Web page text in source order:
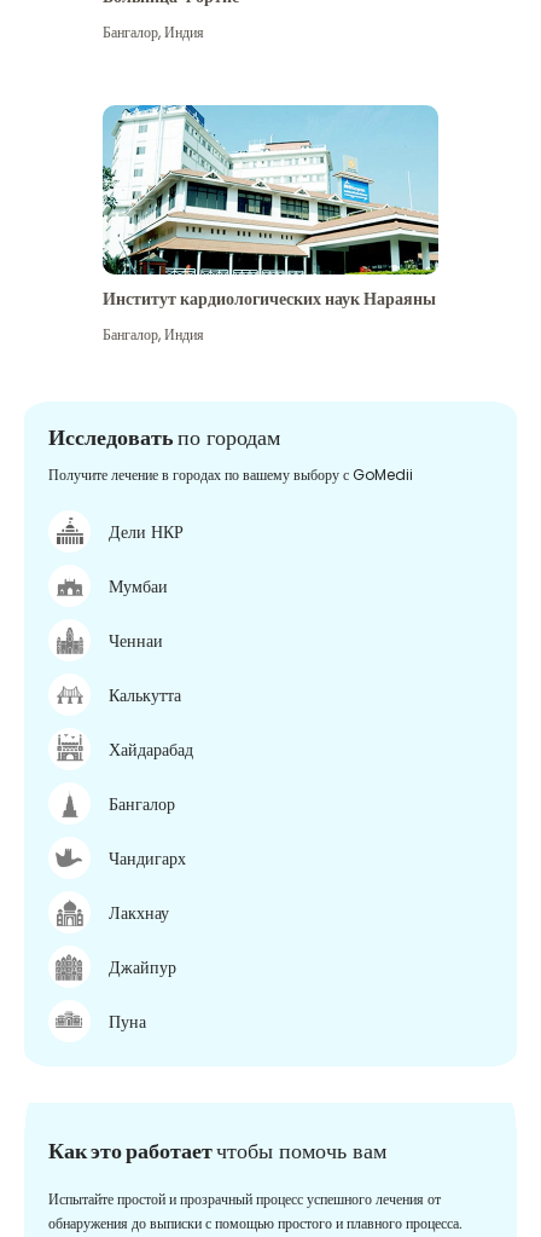
Бангалор,Индия
Институт кардиологических наук Нараяны
Бангалор,Индия
Исследоватьпо городам
Получите лечение в городах по вашему выбору с GoMedii
Дели НКР
Мумбаи
Ченнаи
Калькутта
Хайдарабад
Бангалор
Чандигарх
Лакхнау
Джайпур
Пуна
Как это работаетчтобы помочь вам
Испытайте простой и прозрачный процесс успешного лечения от
обнаружения до выписки с помощью простого и плавного процесса.